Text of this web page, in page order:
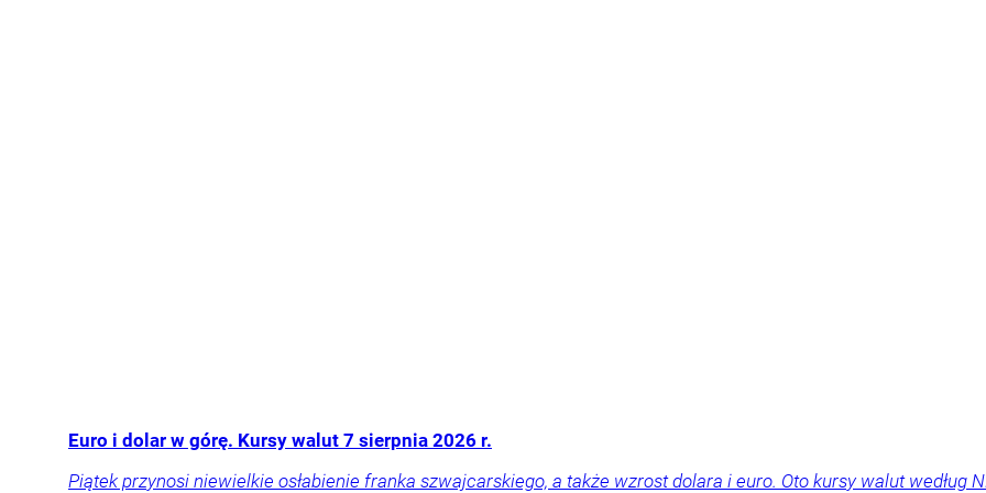
Euro i dolar w górę. Kursy walut 7 sierpnia 2026 r.
Piątek przynosi niewielkie osłabienie franka szwajcarskiego, a także wzrost dolara i euro. Oto kursy walut według